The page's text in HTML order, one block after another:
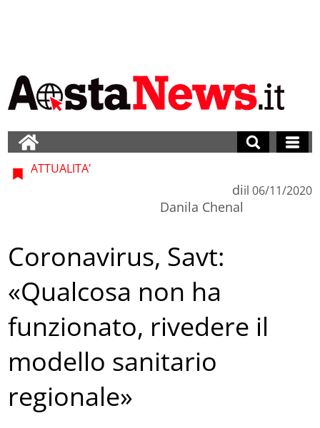
ATTUALITA'
di
Danila Chenal
il 06/11/2020
Coronavirus, Savt:
«Qualcosa non ha
funzionato, rivedere il
modello sanitario
regionale»